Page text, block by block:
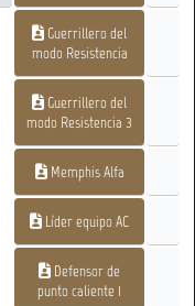
Guerrillero del
modo Resistencia
Guerrillero del
modo Resistencia 3
Memphis Alfa
Líder equipo AC
Defensor de
punto caliente 1